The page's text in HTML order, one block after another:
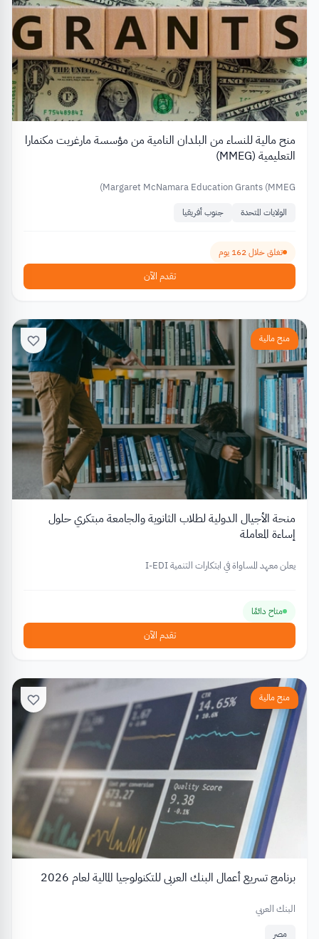
منح مالية للنساء من البلدان النامية من مؤسسة مارغريت مكنمارا
التعليمية (MMEG)
Margaret McNamara Education Grants (MMEG)
الولايات المتحدة جنوب أفريقيا
تغلق خلال 162 يوم
تقدم الآن
منح مالية
منحة الأجيال الدولية لطلاب الثانوية والجامعة مبتكري حلول
إساءة المعاملة
يعلن معهد المساواة في ابتكارات التنمية I-EDI
متاح دائمًا
تقدم الآن
منح مالية
برنامج تسريع أعمال البنك العربي للتكنولوجيا المالية لعام 2026
البنك العربي
مصر